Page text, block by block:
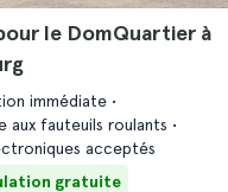
le DomQuartier à
immédiate
aux fauteuils roulants
acceptés
gratuite